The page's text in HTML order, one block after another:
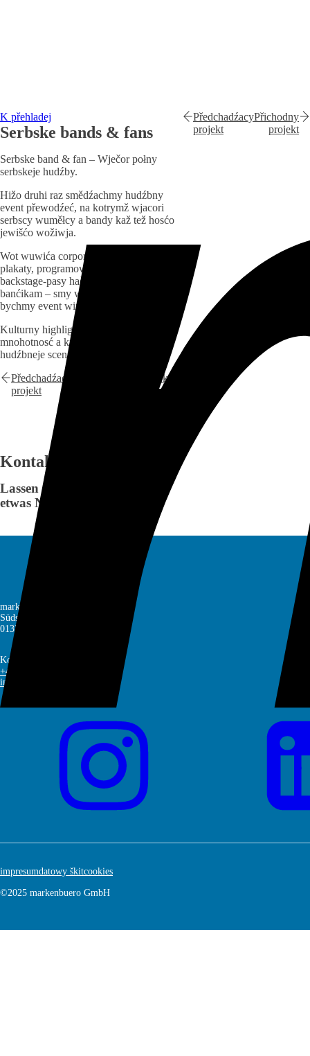
K přehladej
Serbske bands & fans
Serbske band & fan – Wječor połny
serbskeje hudźby.
Hižo druhi raz smědźachmy hudźbny
event přewodźeć, na kotrymž wjacori
serbscy wuměłcy a bandy kaž tež hosćo
jewišćo wožiwja.
Wot wuwića corporate designa přez
plakaty, programowe łopjenja a
backstage-pasy hač k zastupnym
banćikam – smy wšitko wuhotowali, zo
bychmy event wizuelnje skulojćili.
Kulturny highlight, kotryž swjeći
mnohotnosć a kreatiwitu serbskeje
hudźbneje sceny.
Předchadźacy
projekt
Přichodny projekt
Předchadźacy
projekt
Přichodny
projekt
Kontaktieren Sie Uns
Lassen Sie uns
etwas Neues kreieren.
markenbuero GmbH
Südstraße 18a
01328 Dresden
Kontaktujće nas
+49 351 20862438
info@markenbuero.eu
©2025 markenbuero GmbH
impresumdatowy škitcookies